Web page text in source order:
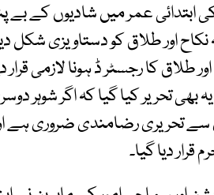
ابتدائی عمر میں شادیوں کے بے
اور طلاق کو دستاویزی شکل
طلاق کا رجسٹر ڈ ہونا لازمی
بھی تحریر کیا گیا کہ اگر
سے تحریری رضامندی ضروری ہے
قرار دیا گیا۔